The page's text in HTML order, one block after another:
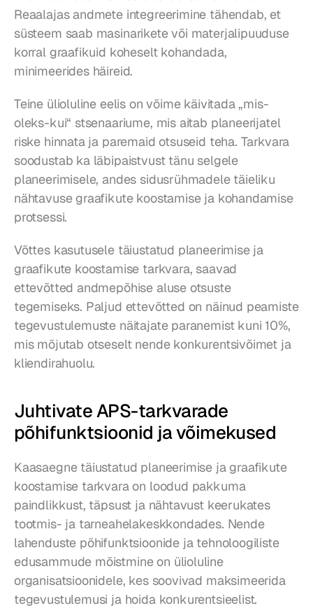
Reaalajas andmete integreerimine tähendab, et
süsteem saab masinarikete või materjalipuuduse
korral graafikuid koheselt kohandada,
minimeerides häireid.
Teine ülioluline eelis on võime käivitada „mis-
oleks-kui“ stsenaariume, mis aitab planeerijatel
riske hinnata ja paremaid otsuseid teha. Tarkvara
soodustab ka läbipaistvust tänu selgele
planeerimisele, andes sidusrühmadele täieliku
nähtavuse graafikute koostamise ja kohandamise
protsessi.
Võttes kasutusele täiustatud planeerimise ja
graafikute koostamise tarkvara, saavad
ettevõtted andmepõhise aluse otsuste
tegemiseks. Paljud ettevõtted on näinud peamiste
tegevustulemuste näitajate paranemist kuni 10%,
mis mõjutab otseselt nende konkurentsivõimet ja
kliendirahuolu.
Juhtivate APS-tarkvarade
põhifunktsioonid ja võimekused
Kaasaegne täiustatud planeerimise ja graafikute
koostamise tarkvara on loodud pakkuma
paindlikkust, täpsust ja nähtavust keerukates
tootmis- ja tarneahelakeskkondades. Nende
lahenduste põhifunktsioonide ja tehnoloogiliste
edusammude mõistmine on ülioluline
organisatsioonidele, kes soovivad maksimeerida
tegevustulemusi ja hoida konkurentsieelist.